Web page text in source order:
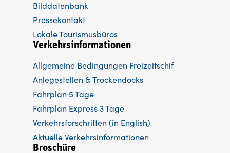
Bilddatenbank
Pressekontakt
Lokale Tourismusbüros
Verkehrsinformationen
Allgemeine Bedingungen Freizeitschif
Anlegestellen & Trockendocks
Fahrplan 5 Tage
Fahrplan Express 3 Tage
Verkehrsforschriften (in English)
Aktuelle Verkehrsinformationen
Broschüre